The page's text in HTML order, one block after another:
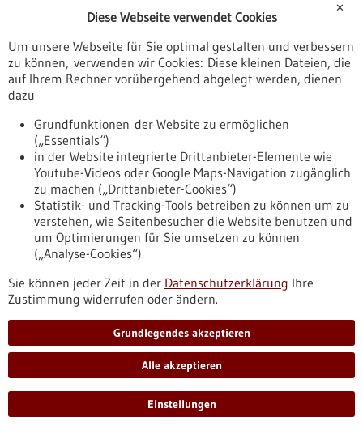
basierte Analysen von Herz-CTs Therapieentscheidungen und
Versorgungskosten beeinflussen.
https://www.gesundheitsindustrie-
bw.de/fachbeitrag/pm/gezieltere-herzdiagnostik-durch-ki
Pressemitteilung - 25.06.2026
Vier promovierende der Universität
Heidelberg bei der Nobelpreisträgertagung in
Lindau
Gelegenheit zum Austausch mit herausragenden
Wissenschaftlerinnen und Wissenschaftlern haben vier
Promovierende der Uni Heidelberg. Sie nehmen an der 75.
Nobelpreisträgertagung teil, die vom 28. Juni bis zum 3. Juli
2026 in Lindau stattfindet. Die vier Promovierenden gehören
zu den rund 600 jungen Forscherinnen und Forschern, die
sich aufgrund ihrer hervorragenden akademischen
Leistungen durchgesetzt haben.
https://www.gesundheitsindustrie-
bw.de/fachbeitrag/pm/vier-promovierende-der-universitaet-
heidelberg-bei-der-nobelpreistraegertagung-lindau
✕
Diese Webseite verwendet Cookies
Um unsere Webseite für Sie optimal gestalten und verbessern
zu können, verwenden wir Cookies: Diese kleinen Dateien, die
auf Ihrem Rechner vorübergehend abgelegt werden, dienen
dazu
Grundfunktionen der Website zu ermöglichen
(„Essentials“)
in der Website integrierte Drittanbieter-Elemente wie
Youtube-Videos oder Google Maps-Navigation zugänglich
zu machen („Drittanbieter-Cookies“)
Statistik- und Tracking-Tools betreiben zu können um zu
verstehen, wie Seitenbesucher die Website benutzen und
um Optimierungen für Sie umsetzen zu können
(„Analyse-Cookies“).
Sie können jeder Zeit in der Datenschutzerklärung Ihre
Zustimmung widerrufen oder ändern.
Grundlegendes akzeptieren
Alle akzeptieren
Einstellungen